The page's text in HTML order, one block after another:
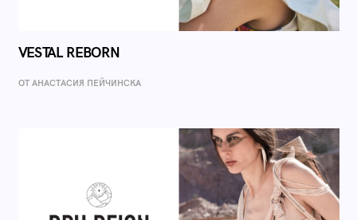
VESTAL REBORN
ОТ AНАСТАСИЯ ПЕЙЧИНСКА